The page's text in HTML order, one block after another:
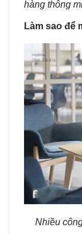
hàng thông
Làm sao để
Nhiều